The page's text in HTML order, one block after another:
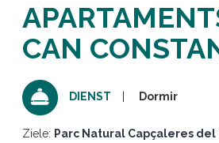
CAN
DIENST Dormir
Ziele: Parc Natural Capçaleres